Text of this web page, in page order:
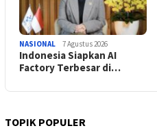
NASIONAL 7 Agustus 2026
Indonesia Siapkan AI
Factory Terbesar di…
TOPIK POPULER